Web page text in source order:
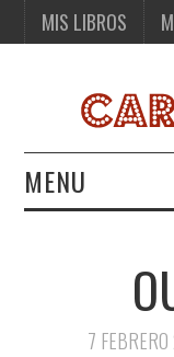
MIS LIBROS
MENU
MIS VIAJES
7